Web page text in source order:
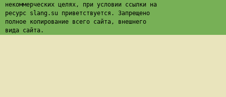
некоммерческих целях, при условии ссылки на
ресурс slang.su приветствуется. Запрещено
полное копирование всего сайта, внешнего
вида сайта.